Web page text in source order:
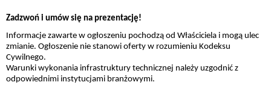
Zadzwoń i umów się na prezentację!
Informacje zawarte w ogłoszeniu pochodzą od Właściciela i mogą ulec
zmianie. Ogłoszenie nie stanowi oferty w rozumieniu Kodeksu
Cywilnego.
Warunki wykonania infrastruktury technicznej należy uzgodnić z
odpowiednimi instytucjami branżowymi.